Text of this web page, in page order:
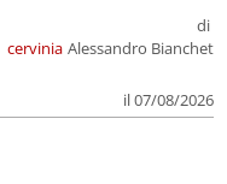
cervinia
di
Alessandro Bianchet
il 07/08/2026